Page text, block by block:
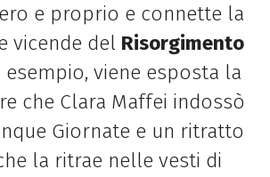
e proprio e connette la
vicende del Risorgimento
esempio, viene esposta la
che Clara Maffei indossò
Giornate e un ritratto
la ritrae nelle vesti di